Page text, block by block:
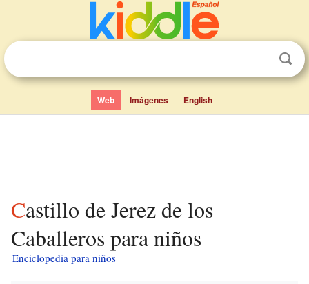
Web Imágenes English
Castillo de Jerez de los
Caballeros para niños
Enciclopedia para niños